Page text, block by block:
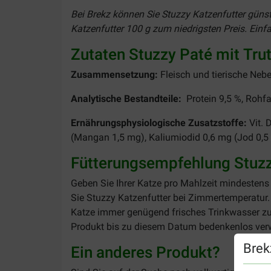
Bei Brekz können Sie Stuzzy Katzenfutter
Katzenfutter 100 g zum niedrigsten Preis.
Zutaten Stuzzy Paté mit
Zusammensetzung: Fleisch und tierische
Analytische Bestandteile: Protein 9,5 %,
Ernährungsphysiologische Zusatzstoffe: Vit.
(Mangan 1,5 mg), Kaliumiodid 0,6 mg (Jod 0,5
Fütterungsempfehlung
Geben Sie Ihrer Katze pro Mahlzeit
Sie Stuzzy Katzenfutter bei
Katze immer genügend frisches Trinkwasser
Produkt bis zu diesem Datum bedenkenlos
Ein anderes Produkt?